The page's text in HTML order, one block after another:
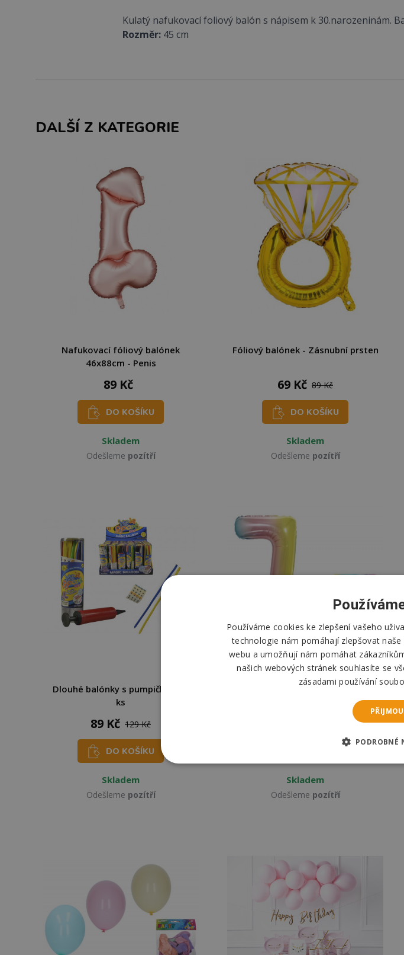
Kulatý nafukovací foliový balón s nápisem k 30.narozeninám.
Rozměr: 45 cm
DALŠÍ Z KATEGORIE
Nafukovací fóliový balónek
46x88cm - Penis
89 Kč
DO KOŠÍKU
Skladem
Odešleme pozítří
Fóliový balónek - Zásnubní prsten
69 Kč 89 Kč
DO KOŠÍKU
Skladem
Odešleme pozítří
Dlouhé balónky s pumpičkou 20
ks
89 Kč 129 Kč
DO KOŠÍKU
Skladem
Odešleme pozítří
Wiky Balónek nafukovací 80 cm
Skladem
Odešleme pozítří
Používáme cookies ke zlepšení vašeho
technologie nám pomáhají zlepšovat
webu a umožňují nám pomáhat
našich webových stránek souhlasíte se
zásadami používání
PODROBNÉ